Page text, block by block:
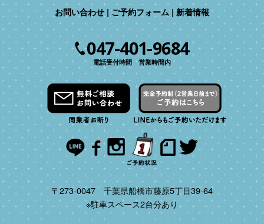
お問い合わせ ご予約フォーム 新着情報
047-401-9684
電話受付時間 営業時間内
〒273-0047 千葉県船橋市藤原5丁目39-64
※駐車スペース2台分あり